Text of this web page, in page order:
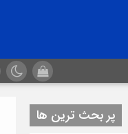
پر بحث ترین ها